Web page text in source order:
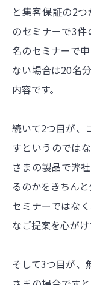
と集客保証の2
のセミナーで3
名のセミナーで
ない場合は20名
内容です。
続いて2つ目が、
すというのでは
さまの製品で弊
るのかをきちん
セミナーではな
なご提案を心がけ
そして3つ目が、